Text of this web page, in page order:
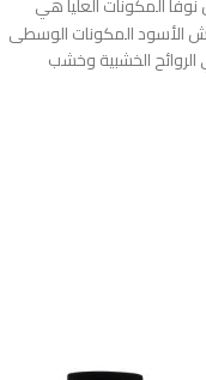
الأسود المكونات الوسطى
الروائح الخشبية وخشب